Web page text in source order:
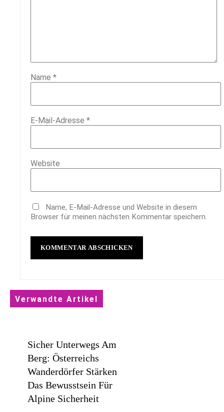
Name *
E-Mail-Adresse *
Website
Name, E-Mail-Adresse und Website in diesem
Browser für meinen nächsten Kommentar speichern.
Verwandte Artikel
Sicher Unterwegs Am
Berg: Österreichs
Wanderdörfer Stärken
Das Bewusstsein Für
Alpine Sicherheit